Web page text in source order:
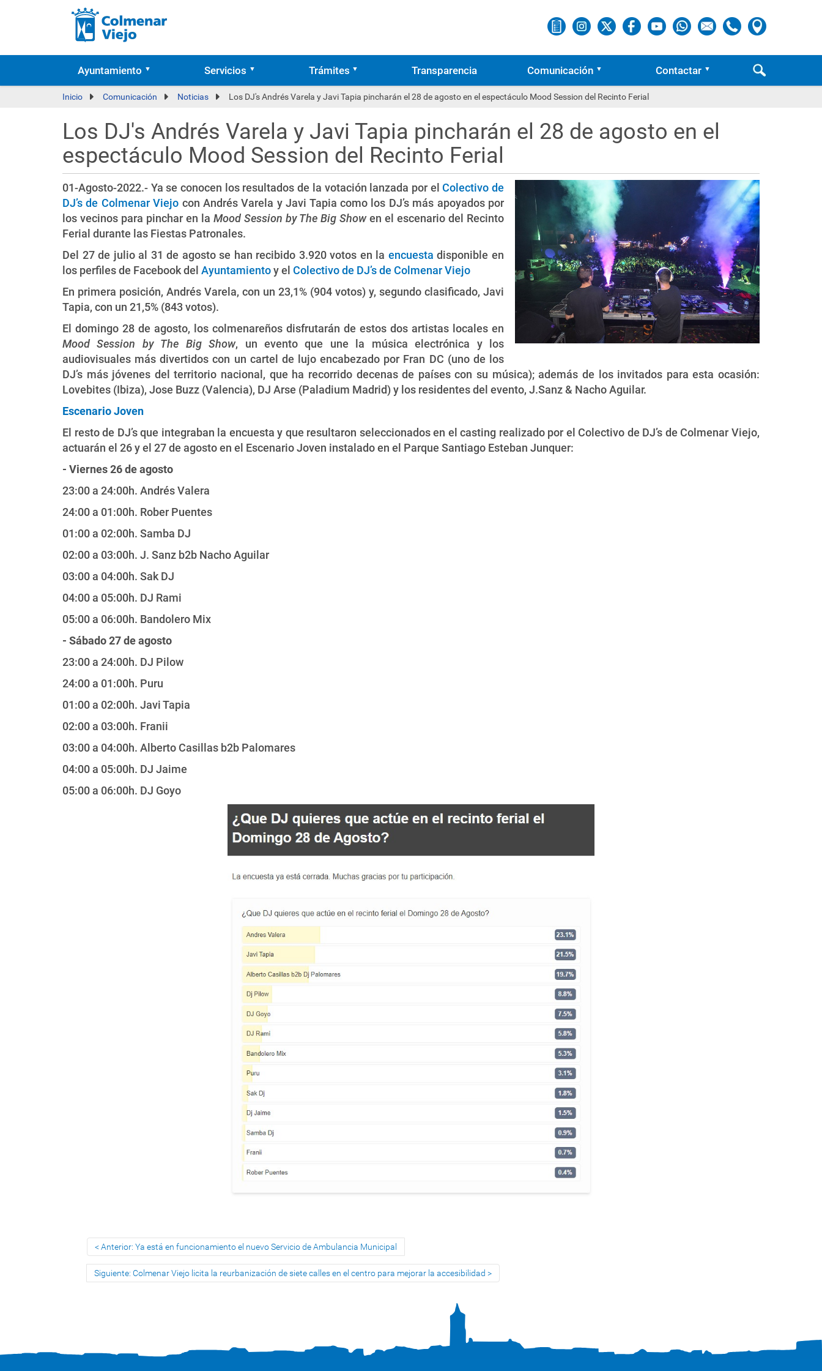
Ayuntamiento Servicios Trámites Transparencia Comunicación Contactar
Inicio Comunicación Noticias Los DJ's Andrés Varela y Javi Tapia pincharán el 28 de agosto en el espectáculo Mood Session del Recinto Ferial
Los DJ's Andrés Varela y Javi Tapia pincharán el 28 de agosto en el
espectáculo Mood Session del Recinto Ferial
01-Agosto-2022.- Ya se conocen los resultados de la votación lanzada por elColectivo de
DJ’s de Colmenar Viejo con Andrés Varela y Javi Tapia como los DJ’s más apoyados por
los vecinos para pinchar en la Mood Session by The Big Showen el escenario del Recinto
Ferial durante las Fiestas Patronales.
Del 27 de julio al 31 de agosto se han recibido 3.920 votos en la encuesta disponible en
los perfiles de Facebook del Ayuntamientoy el Colectivo de DJ’s de Colmenar Viejo
En primera posición, Andrés Varela, con un 23,1% (904 votos) y, segundo clasificado, Javi
Tapia, con un 21,5% (843 votos).
El domingo 28 de agosto, los colmenareños disfrutarán de estos dos artistas locales en
Mood Session by The Big Show, un evento que une la música electrónica y los
audiovisuales más divertidos con un cartel de lujo encabezado por Fran DC (uno de los
DJ’s más jóvenes del territorio nacional, que ha recorrido decenas de países con su música); además de los invitados para esta ocasión:
Lovebites (Ibiza), Jose Buzz (Valencia), DJ Arse (Paladium Madrid) y los residentes del evento, J.Sanz & Nacho Aguilar.
Escenario Joven
El resto de DJ’s que integraban la encuesta y que resultaron seleccionados en el casting realizado por el Colectivo de DJ’s de Colmenar Viejo,
actuarán el 26 y el 27 de agosto en el Escenario Joven instalado en el Parque Santiago Esteban Junquer:
- Viernes 26 de agosto
23:00 a 24:00h. Andrés Valera
24:00 a 01:00h. Rober Puentes
01:00 a 02:00h. Samba DJ
02:00 a 03:00h. J. Sanz b2b Nacho Aguilar
03:00 a 04:00h. Sak DJ
04:00 a 05:00h. DJ Rami
05:00 a 06:00h. Bandolero Mix
- Sábado 27 de agosto
23:00 a 24:00h. DJ Pilow
24:00 a 01:00h. Puru
01:00 a 02:00h. Javi Tapia
02:00 a 03:00h. Franii
03:00 a 04:00h. Alberto Casillas b2b Palomares
04:00 a 05:00h. DJ Jaime
05:00 a 06:00h. DJ Goyo
Anterior: Ya está en funcionamiento el nuevo Servicio de Ambulancia Municipal
Siguiente: Colmenar Viejo licita la reurbanización de siete calles en el centro para mejorar la accesibilidad